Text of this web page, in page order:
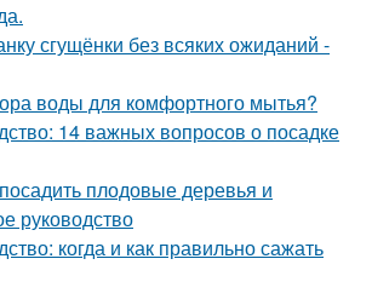
сгущёнки без всяких ожиданий -
воды для комфортного мытья?
14 важных вопросов о посадке
плодовые деревья и
руководство
когда и как правильно сажать